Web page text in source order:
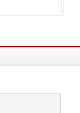
探して取り
す「おも